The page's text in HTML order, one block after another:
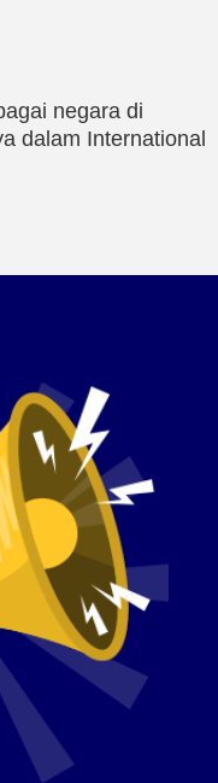
negara di
dalam International